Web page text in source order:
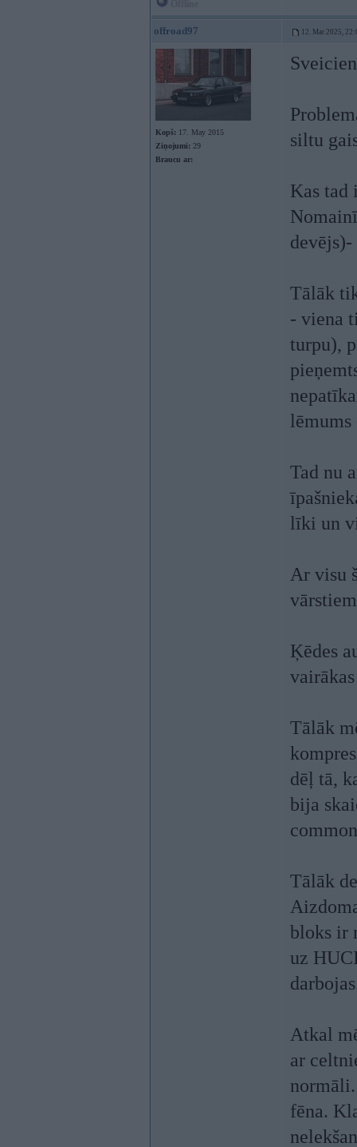
offroad97 12. Mar 2025,
Kopš: 17. May 2015
Ziņojumi: 29
Braucu ar:
siltu
Kas tad
Tālāk
- viena
turpu),
Tad nu
līki un
Ar visu
Ķēdes
Tālāk
dēļ tā,
bija
Tālāk
bloks ir
uz
Atkal
ar
fēna.